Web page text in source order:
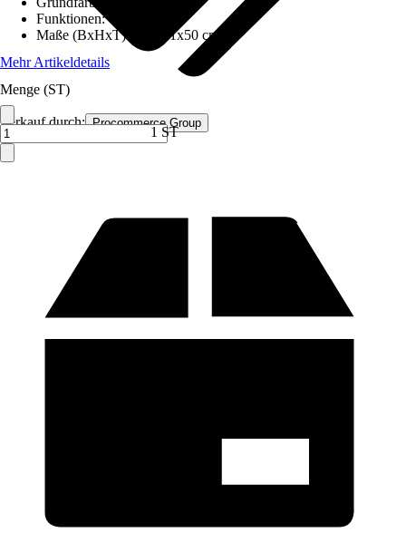
Verkauf durch: Procommerce Group
Funktionen:-
Maße (BxHxT)
109x41x50 cm
Mehr Artikeldetails
Menge (ST)
1 ST